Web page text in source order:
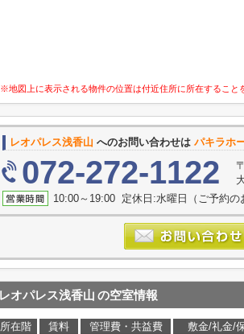
※地図上に表示される物件の位置は付近住所に所在すること
レオパレス浅香山 へのお問い合わせは パキラホ
072-272-1122
10:00～19:00 定休日:水曜日（ご予約の
レオパレス浅香山 の空室情報
所在階 賃料 管理費・共益費 敷金/礼金/